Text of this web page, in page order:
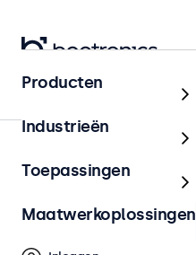
Producten
Industrieën
Toepassingen
Maatwerkoplossingen